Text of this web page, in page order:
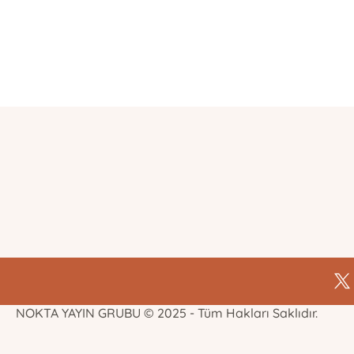
NOKTA YAYIN GRUBU © 2025 - Tüm Hakları Saklıdır.